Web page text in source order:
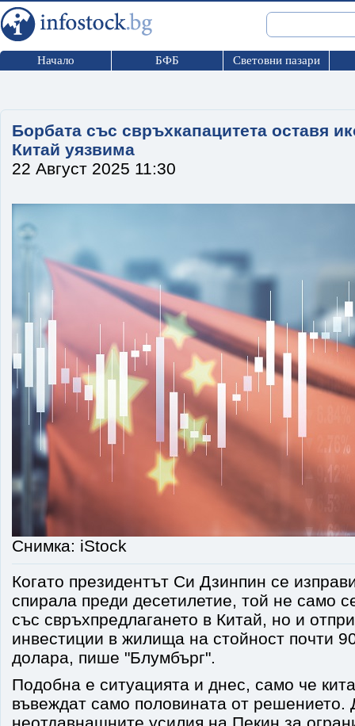
Начало БФБ Световни пазари
Борбата със свръхкапацитета оставя
Китай уязвима
22 Август 2025 11:30
Снимка: iStock
Когато президентът Си Дзинпин се
спирала преди десетилетие, той не само
със свръхпредлагането в Китай, но и
инвестиции в жилища на стойност почти
долара, пише "Блумбърг".
Подобна е ситуацията и днес, само че
въвеждат само половината от решението.